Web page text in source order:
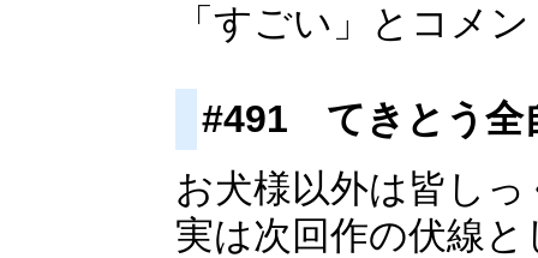
「すごい」とコメ
#491 てきとう全
お犬様以外は皆し
実は次回作の伏線